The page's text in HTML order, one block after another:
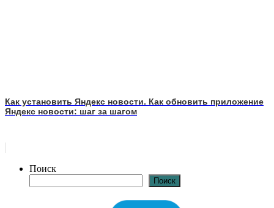
Как установить Яндекс новости. Как обновить приложение
Яндекс новости: шаг за шагом
Поиск
Поиск